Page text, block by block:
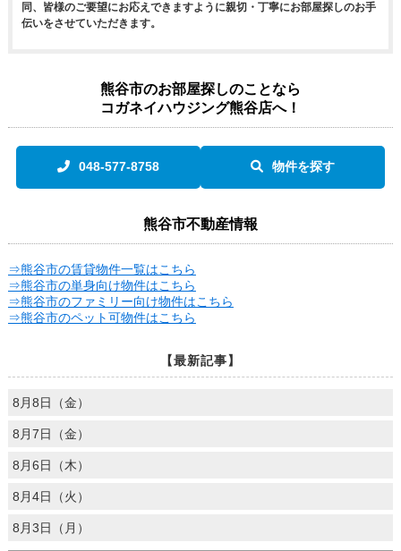
同、皆様のご要望にお応えできますように親切・丁寧にお部屋探しのお手
伝いをさせていただきます。
熊谷市のお部屋探しのことなら
コガネイハウジング熊谷店へ！
048-577-8758 物件を探す
熊谷市不動産情報
⇒熊谷市の賃貸物件一覧はこちら
⇒熊谷市の単身向け物件はこちら
⇒熊谷市のファミリー向け物件はこちら
⇒熊谷市のペット可物件はこちら
【最新記事】
8月8日（金）
8月7日（金）
8月6日（木）
8月4日（火）
8月3日（月）